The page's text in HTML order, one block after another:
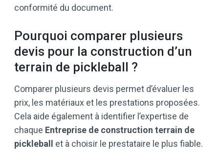
conformité du document.
Pourquoi comparer plusieurs
devis pour la construction d’un
terrain de pickleball ?
Comparer plusieurs devis permet d’évaluer les
prix, les matériaux et les prestations proposées.
Cela aide également à identifier l’expertise de
chaque Entreprise de construction terrain de
pickleball et à choisir le prestataire le plus fiable.